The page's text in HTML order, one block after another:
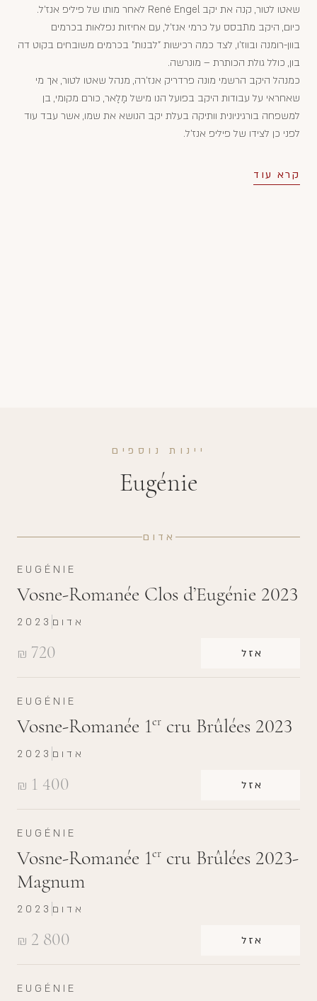
שאטו לטור, קנה את יקב René Engel לאחר מותו של פיליפ אנז'ל.
כיום, היקב מתבסס על כרמי אנז'ל, עם אחיזות נפלאות בכרמים
בוון-רומנה ובווז'ו, לצד כמה רכישות "לבנות" בכרמים משובחים בקוט דה
בון, כולל גולת הכותרת – מונרשה.
כמנהל היקב הרשמי מונה פרדריק אנז'רה, מנהל שאטו לטור, אך מי
שאחראי על עבודות היקב בפועל הנו מישל מָלָאר, כורם מקומי, בן
למשפחה בורגיניונית וותיקה בעלת יקב הנושא את שמו, אשר עבד עוד
לפני כן לצידו של פיליפ אנז'ל.
קרא עוד
יינות נוספים
Eugénie
אדום
EUGÉNIE
Vosne-Romanée Clos d’Eugénie 2023
₪ 720 אזל
2023 אדום
EUGÉNIE
Vosne-Romanée 1er cru Brûlées 2023
₪ 1 400 אזל
2023 אדום
EUGÉNIE
Vosne-Romanée 1er cru Brûlées 2023-
Magnum
₪ 2 800 אזל
2023 אדום
EUGÉNIE